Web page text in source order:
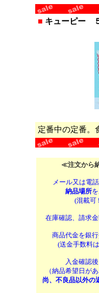
■ キューピー
定番中の定番。
≪注文から
メール又は電
納品場所
(混載可
在庫確認、請求
商品代金を銀
(送金手数料
入金確認
（納品希望日が
尚、不良品以外の